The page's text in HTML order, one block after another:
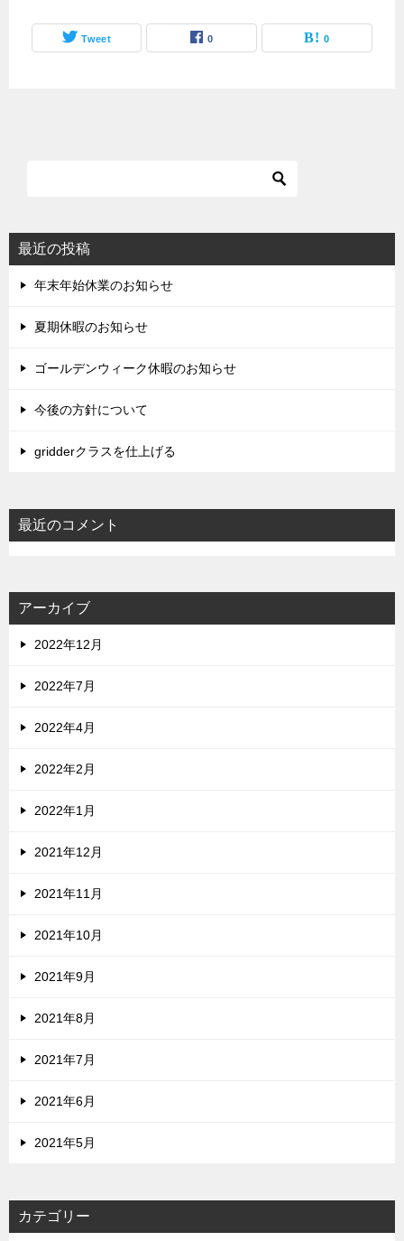
Tweet 0 0
最近の投稿
年末年始休業のお知らせ
夏期休暇のお知らせ
ゴールデンウィーク休暇のお知らせ
今後の方針について
gridderクラスを仕上げる
最近のコメント
アーカイブ
2022年12月
2022年7月
2022年4月
2022年2月
2022年1月
2021年12月
2021年11月
2021年10月
2021年9月
2021年8月
2021年7月
2021年6月
2021年5月
カテゴリー